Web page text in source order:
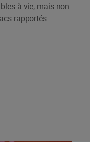
à vie, mais non
rapportés.